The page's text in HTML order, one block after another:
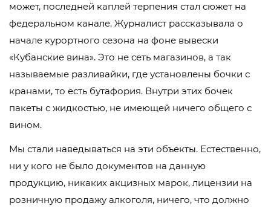
может, последней каплей терпения стал сюжет на
федеральном канале. Журналист рассказывала о
начале курортного сезона на фоне вывески
«Кубанские вина». Это не сеть магазинов, а так
называемые разливайки, где установлены бочки с
кранами, то есть бутафория. Внутри этих бочек
пакеты с жидкостью, не имеющей ничего общего с
вином.
Мы стали наведываться на эти объекты. Естественно,
ни у кого не было документов на данную
продукцию, никаких акцизных марок, лицензии на
розничную продажу алкоголя, ничего, что должно